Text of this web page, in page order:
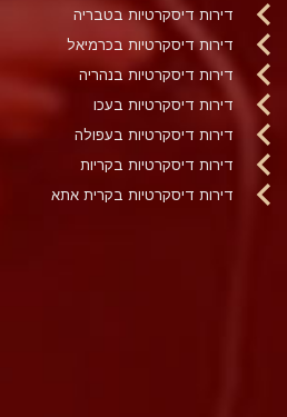
דירות דיסקרטיות בטבריה
דירות דיסקרטיות בכרמיאל
דירות דיסקרטיות בנהריה
דירות דיסקרטיות בעכו
דירות דיסקרטיות בעפולה
דירות דיסקרטיות בקריות
דירות דיסקרטיות בקרית אתא